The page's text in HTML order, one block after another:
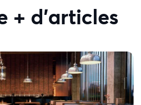
+ d'articles